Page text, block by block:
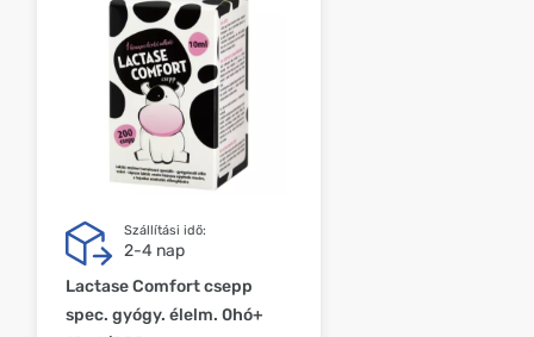
Szállítási idő:
2-4 nap
Lactase Comfort csepp
spec. gyógy. élelm. 0hó+